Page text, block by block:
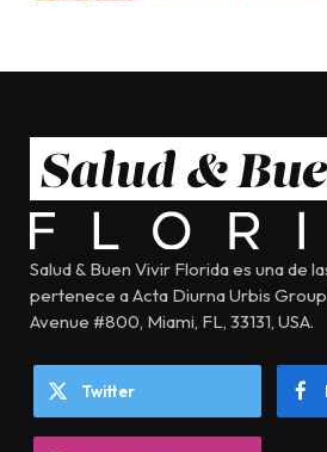
Salud & Buen Vivir Florida es una de
pertenece a Acta Diurna Urbis
Avenue #800, Miami, FL, 33131, USA.
Twitter